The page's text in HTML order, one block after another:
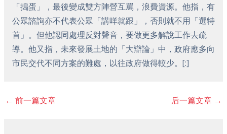
「搗蛋」，最後變成雙方陣營互罵，浪費資源。他指，有
公眾諮詢亦不代表公眾「講咩就跟」，否則就不用「選特
首」。但他認同處理反對聲音，要做更多解說工作去疏
導。他又指，未來發展土地的「大辯論」中，政府應多向
市民交代不同方案的難處，以往政府做得較少。[:]
← 前一篇文章 后一篇文章 →